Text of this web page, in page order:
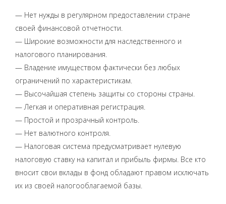
— Нет нужды в регулярном предоставлении стране
своей финансовой отчетности.
— Широкие возможности для наследственного и
налогового планирования.
— Владение имуществом фактически без любых
ограничений по характеристикам.
— Высочайшая степень защиты со стороны страны.
— Легкая и оперативная регистрация.
— Простой и прозрачный контроль.
— Нет валютного контроля.
— Налоговая система предусматривает нулевую
налоговую ставку на капитал и прибыль фирмы. Все кто
вносит свои вклады в фонд обладают правом исключать
их из своей налогооблагаемой базы.